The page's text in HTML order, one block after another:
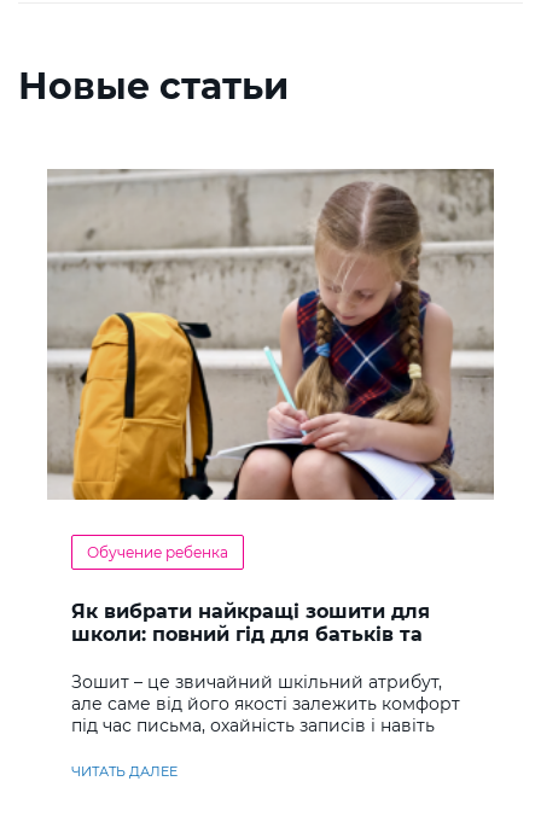
Новые статьи
Обучение ребенка
Як вибрати найкращі зошити для
школи: повний гід для батьків та
Зошит – це звичайний шкільний атрибут,
але саме від його якості залежить комфорт
під час письма, охайність записів і навіть
ЧИТАТЬ ДАЛЕЕ